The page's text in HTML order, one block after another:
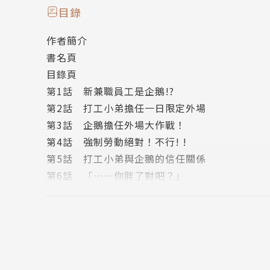
你重視它，它就善待你；你忽略它，它就虐待你。
目錄
作者簡介
書名頁
目錄頁
第1話 新兼職員工是企鵝!?
第2話 打工小弟擔任一日限定外場
第3話 企鵝擔任外場大作戰！
第4話 強制勞動絕對！不行! !
第5話 打工小弟與企鵝的信任關係
第6話 「……你胖了對吧？」